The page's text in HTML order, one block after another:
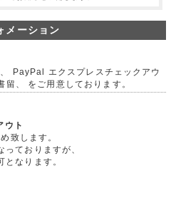
メーション
PayPal エクスプレスチェックアウ
留、 をご用意しております。
ウト
致します。
っておりますが、
となります。